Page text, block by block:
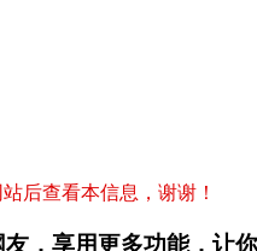
后查看本信息，谢谢！
，享用更多功能，让